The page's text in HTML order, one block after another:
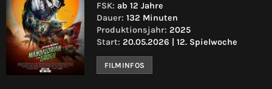
FSK: ab 12 Jahre
Dauer: 132 Minuten
Produktionsjahr: 2025
Start: 20.05.2026 | 12. Spielwoche
FILMINFOS